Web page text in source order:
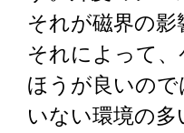
それが磁界の
それによって
ほうが良いの
いない環境の